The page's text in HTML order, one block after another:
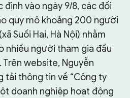
vào ngày 9/8, các đối
quy mô khoảng 200 người
Suối Hai, Hà Nội) nhằm
nhiều người tham gia đầu
Trên website, Nguyễn
tải thông tin về “Công ty
doanh nghiệp hoạt động